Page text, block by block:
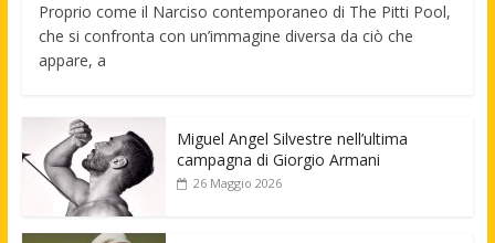
Proprio come il Narciso contemporaneo di The Pitti Pool,
che si confronta con un’immagine diversa da ciò che
appare, a
Miguel Angel Silvestre nell’ultima
campagna di Giorgio Armani
26 Maggio 2026